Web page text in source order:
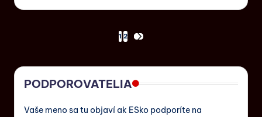
1 2
PODPOROVATELIA
Vaše meno sa tu objaví ak ESko podporíte na